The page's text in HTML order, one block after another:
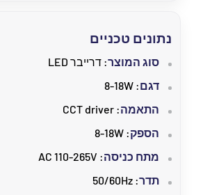
נתונים טכניים
סוג המוצר: דרייבר LED
דגם: 8-18W
התאמה: CCT driver
הספק: 8-18W
מתח כניסה: AC 110-265V
תדר: 50/60Hz